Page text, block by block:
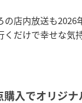
の店内放送も2026
くだけで幸せな気
購入でオリジナ